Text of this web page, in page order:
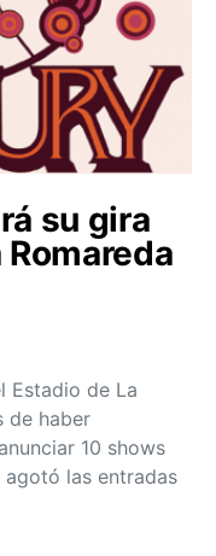
su gira
Estadio de La
de haber
10 shows
las entradas